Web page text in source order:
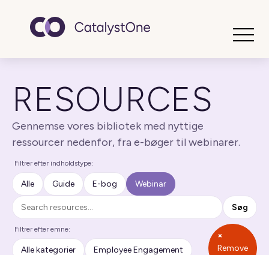
RESOURCES
Gennemse vores bibliotek med nyttige
ressourcer nedenfor, fra e-bøger til webinarer.
Filtrer efter indholdstype:
Alle Guide E-bog Webinar
Søg
Søg
Filtrer efter emne:
Alle kategorier Employee Engagement
×
Remove